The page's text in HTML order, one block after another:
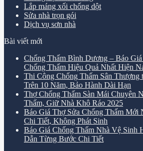
Lắp máng xối chống dột
Sửa nhà trọn gói
Dịch vụ sơn nhà
Bài viết mới
Chống Thấm Bình Dương – Báo
Chống Thấm Hiệu Quả Nhất Hiện
Thi Công Chống Thấm Sân
Trên 10 Năm, Bảo Hành Dài Hạn
Thợ Chống Thấm Sàn Mái Chuyên
Thấm, Giữ Nhà Khô Ráo 2025
Báo Giá Thợ Sửa Chống Thấm Mới
Chi Tiết, Không Phát Sinh
Báo Giá Chống Thấm Nhà Vệ Sinh
Dẫn Từng Bước Chi Tiết